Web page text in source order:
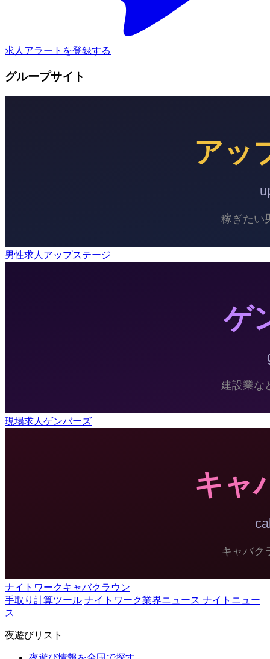
求人アラートを登録する
グループサイト
男性求人アップステージ
現場求人ゲンバーズ
ナイトワークキャバクラウン
手取り計算ツール ナイトワーク業界ニュース ナイトニュー
ス
夜遊びリスト